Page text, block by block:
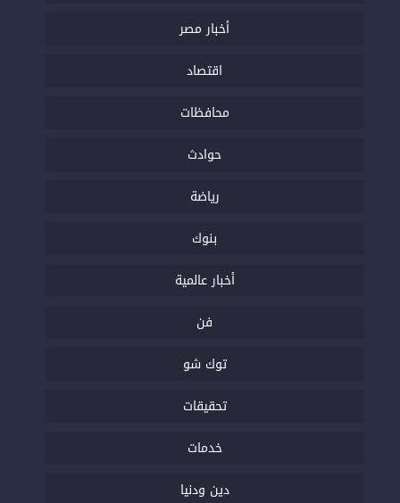
أخبار مصر
اقتصاد
محافظات
حوادث
رياضة
بنوك
أخبار عالمية
فن
توك شو
تحقيقات
خدمات
دين ودنيا